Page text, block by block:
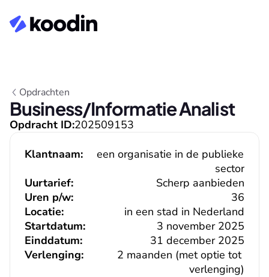
Opdrachten
Business/Informatie Analist
Opdracht ID:202509153
Klantnaam:
een organisatie in de publieke
sector
Uurtarief:
Scherp aanbieden
36
Uren p/w:
Locatie:
in een stad in Nederland
Verlenging:
2 maanden (met optie tot
verlenging)
Einddatum: 31 december 2025
Startdatum: 3 november 2025